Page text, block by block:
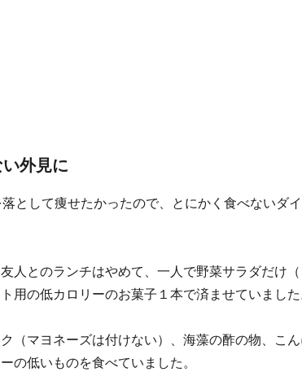
外見に
として痩せたかったので、とにかく食べないダ
人とのランチはやめて、一人で野菜サラダだけ
用の低カロリーのお菓子１本で済ませていました
（マヨネーズは付けない）、海藻の酢の物、こん
の低いものを食べていました。